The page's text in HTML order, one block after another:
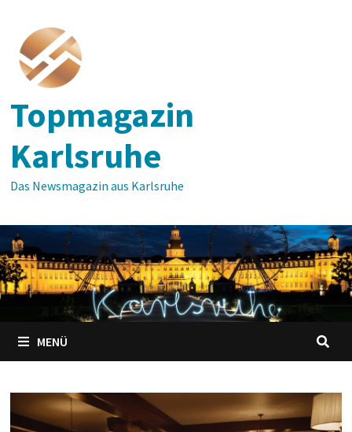
Inhalt
springen
Topmagazin
Karlsruhe
Das Newsmagazin aus Karlsruhe
MENÜ